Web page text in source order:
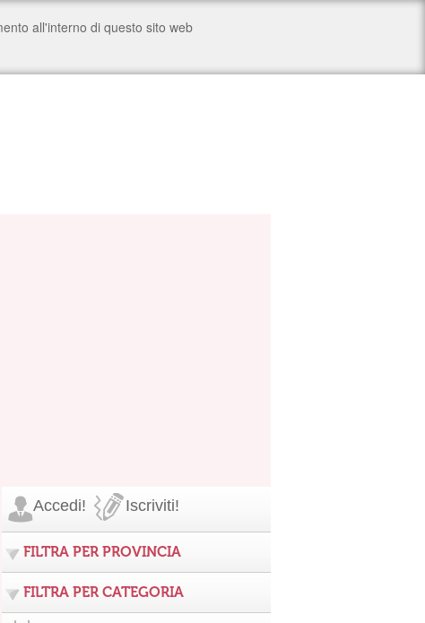
Accedi! Iscriviti!
FILTRA PER PROVINCIA
FILTRA PER CATEGORIA